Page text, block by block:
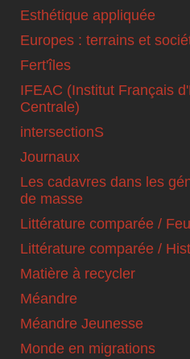
Esthétique appliquée
Europes : terrains et
Fert'îles
IFEAC (Institut Français
Centrale)
intersectionS
Journaux
Les cadavres dans les
de masse
Littérature comparée /
Littérature comparée /
Matière à recycler
Méandre
Méandre Jeunesse
Monde en migrations